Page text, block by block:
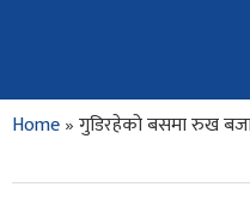
Home»गुडिरहेको बसमा रुख